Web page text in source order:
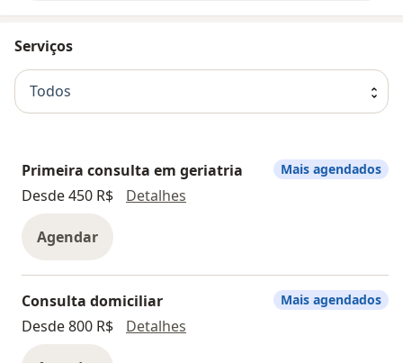
Serviços
Todos
Primeira consulta em geriatria
Desde 450 R$
Detalhes
Agendar
Mais agendados
Consulta domiciliar
Desde 800 R$
Detalhes
Mais agendados